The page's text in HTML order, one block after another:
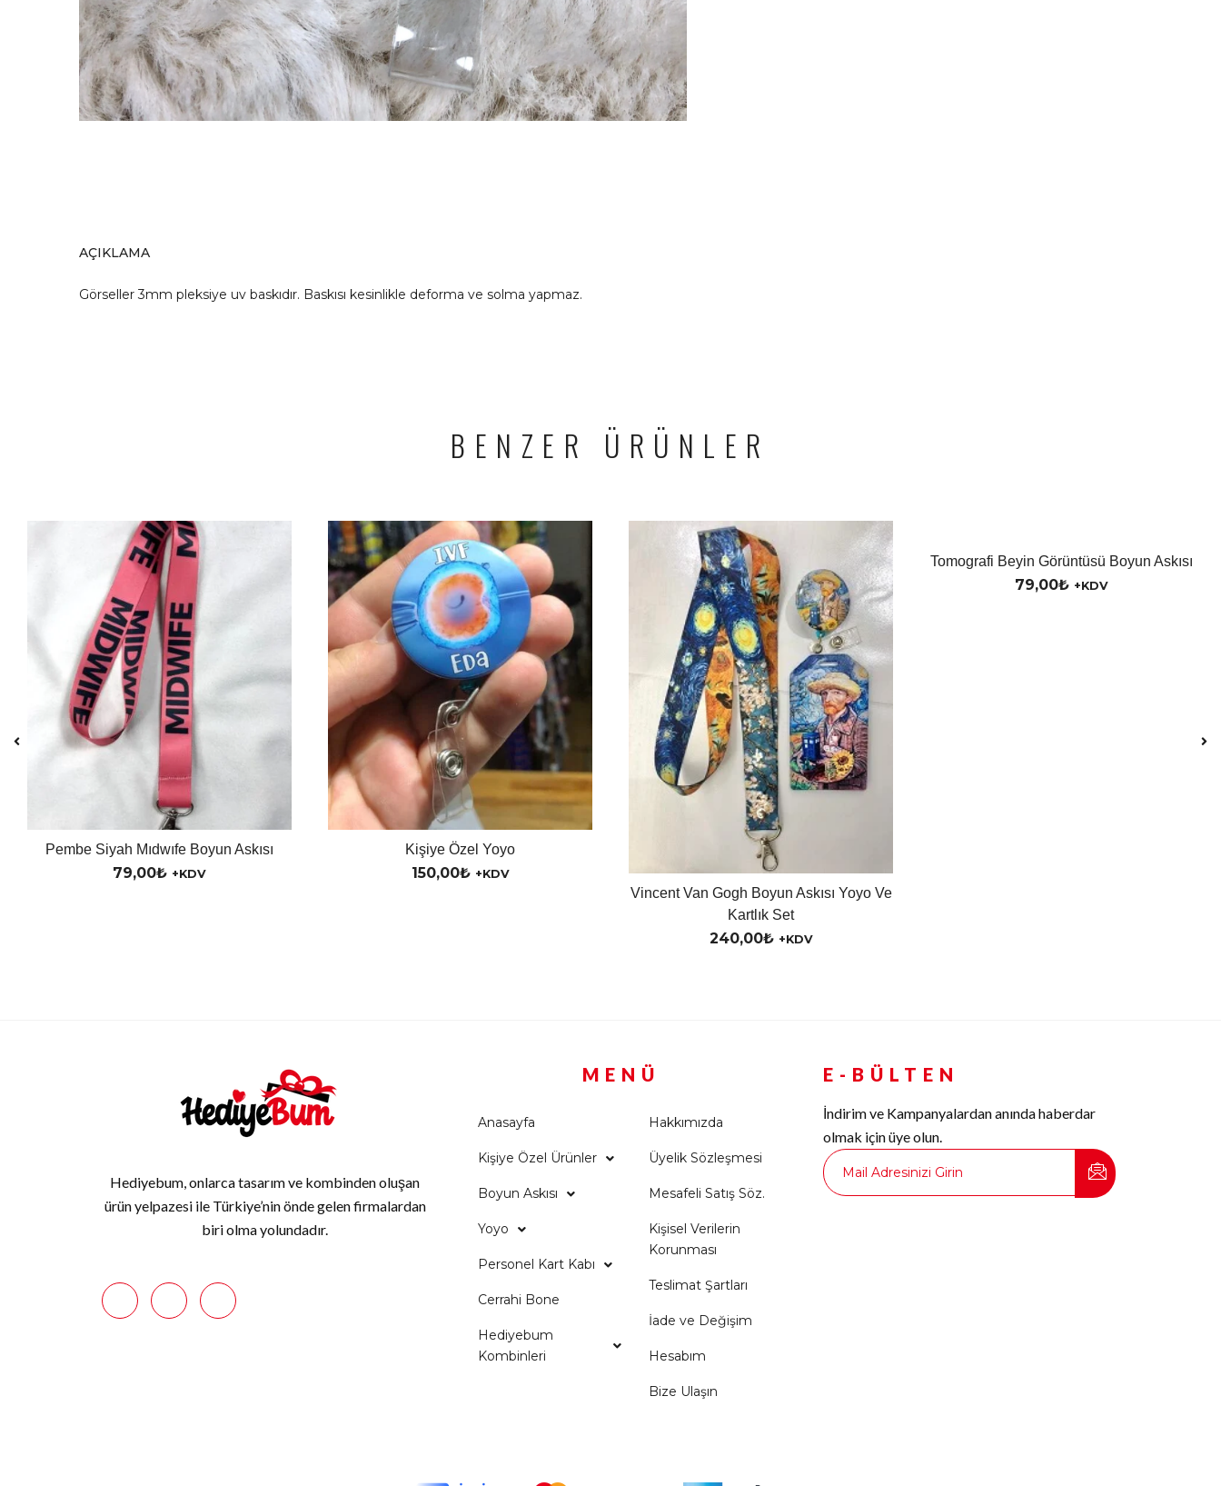
AÇIKLAMA
Görseller 3mm pleksiye uv baskıdır. Baskısı kesinlikle deforma ve solma yapmaz.
BENZER ÜRÜNLER
Pembe Siyah Mıdwıfe Boyun Askısı
79,00₺ +KDV
Kişiye Özel Yoyo
150,00₺ +KDV
Vincent Van Gogh Boyun Askısı Yoyo Ve
Kartlık Set
240,00₺ +KDV
Tomografi Beyin Görüntüsü Boyun Askısı
79,00₺ +KDV
Hediyebum, onlarca tasarım ve kombinden oluşan
ürün yelpazesi ile Türkiye’nin önde gelen firmalardan
biri olma yolundadır.
MENÜ
Anasayfa
Kişiye Özel Ürünler
Boyun Askısı
Yoyo
Personel Kart Kabı
Cerrahi Bone
Hediyebum
Kombinleri
Hakkımızda
Üyelik Sözleşmesi
Mesafeli Satış Söz.
Kişisel Verilerin
Korunması
Teslimat Şartları
İade ve Değişim
Hesabım
Bize Ulaşın
E-BÜLTEN
İndirim ve Kampanyalardan anında haberdar
olmak için üye olun.